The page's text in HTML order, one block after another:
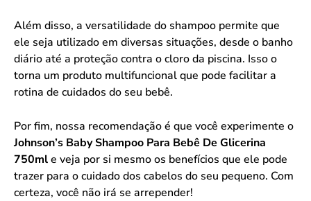
Além disso, a versatilidade do shampoo permite que
ele seja utilizado em diversas situações, desde o banho
diário até a proteção contra o cloro da piscina. Isso o
torna um produto multifuncional que pode facilitar a
rotina de cuidados do seu bebê.
Por fim, nossa recomendação é que você experimente o
Johnson’s Baby Shampoo Para Bebê De Glicerina
750mle veja por si mesmo os benefícios que ele pode
trazer para o cuidado dos cabelos do seu pequeno. Com
certeza, você não irá se arrepender!